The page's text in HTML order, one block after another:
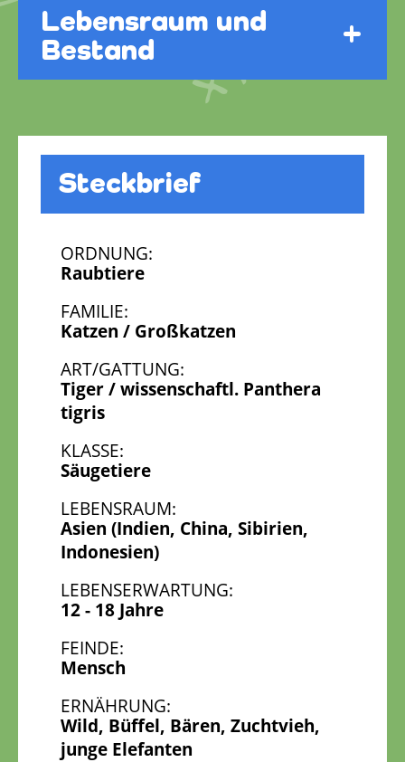
Lebensraum und
Bestand
Steckbrief
ORDNUNG:
Raubtiere
FAMILIE:
Katzen / Großkatzen
ART/GATTUNG:
Tiger / wissenschaftl. Panthera
tigris
KLASSE:
Säugetiere
LEBENSRAUM:
Asien (Indien, China, Sibirien,
Indonesien)
LEBENSERWARTUNG:
12 - 18 Jahre
FEINDE:
Mensch
ERNÄHRUNG:
Wild, Büffel, Bären, Zuchtvieh,
junge Elefanten